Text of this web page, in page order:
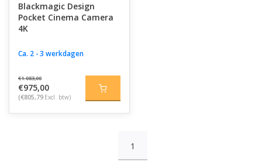
Blackmagic Design
Pocket Cinema Camera
4K
Ca. 2 - 3 werkdagen
€1.083,00
€975,00
(€805,79 Excl. btw)
1